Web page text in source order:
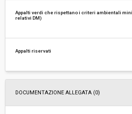
Appalti verdi che rispettano i criteri ambientali
relativi DM)
Appalti riservati
DOCUMENTAZIONE ALLEGATA (0)